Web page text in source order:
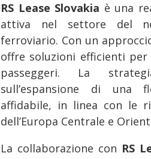
RS Lease Slovakia è una
attiva nel settore del
ferroviario. Con un
offre soluzioni efficienti
passeggeri. La
sull’espansione di una
affidabile, in linea con le
dell’Europa Centrale e
La collaborazione con RS